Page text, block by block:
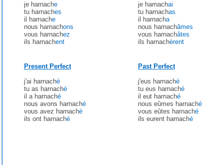
je harnache
tu harnaches
il harnache
nous harnachons
vous harnachez
ils harnachent
je harnachai
tu harnachas
il harnacha
nous harnachâmes
vous harnachâtes
ils harnachèrent
Present Perfect
j'ai harnaché
tu as harnaché
il a harnaché
nous avons harnaché
vous avez harnaché
ils ont harnaché
Past Perfect
j'eus harnaché
tu eus harnaché
il eut harnaché
nous eûmes harnaché
vous eûtes harnaché
ils eurent harnaché